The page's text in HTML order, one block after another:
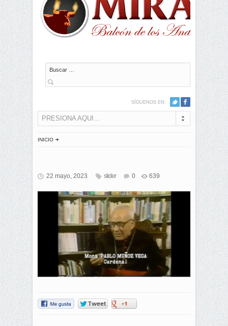
Buscar
SÍGUENOS EN:
PRESIONA AQUI...
INICIO
22 mayo, 2023 slider 0 639